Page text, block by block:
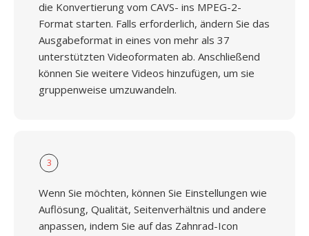
die Konvertierung vom CAVS- ins MPEG-2-
Format starten. Falls erforderlich, ändern Sie das
Ausgabeformat in eines von mehr als 37
unterstützten Videoformaten ab. Anschließend
können Sie weitere Videos hinzufügen, um sie
gruppenweise umzuwandeln.
3
Wenn Sie möchten, können Sie Einstellungen wie
Auflösung, Qualität, Seitenverhältnis und andere
anpassen, indem Sie auf das Zahnrad-Icon